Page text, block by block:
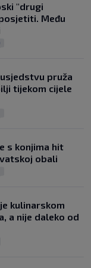
"drugi
Među
pruža
tijekom cijele
s konjima hit
obali
kulinarskom
a nije daleko od